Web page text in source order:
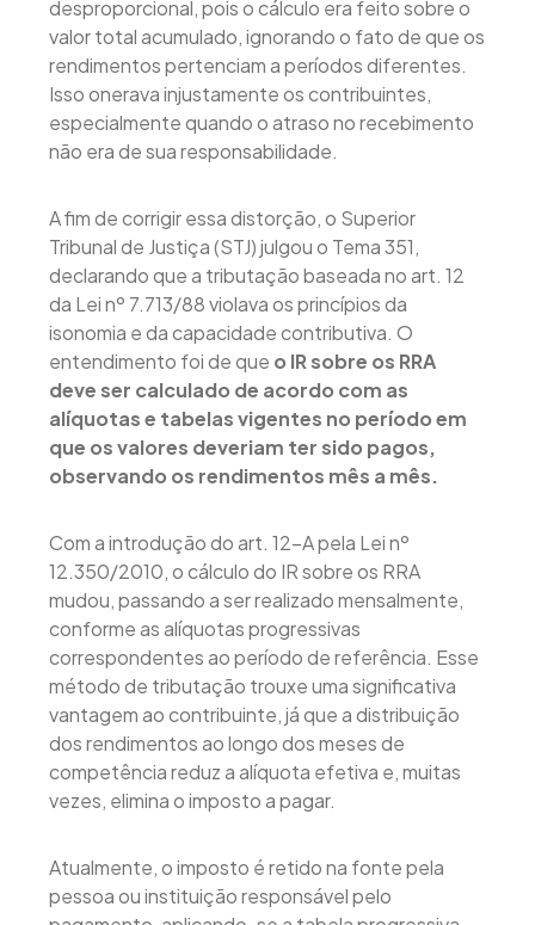
desproporcional, pois o cálculo era feito sobre o
valor total acumulado, ignorando o fato de que os
rendimentos pertenciam a períodos diferentes.
Isso onerava injustamente os contribuintes,
especialmente quando o atraso no recebimento
não era de sua responsabilidade.
A fim de corrigir essa distorção, o Superior
Tribunal de Justiça (STJ) julgou o Tema 351,
declarando que a tributação baseada no art. 12
da Lei nº 7.713/88 violava os princípios da
isonomia e da capacidade contributiva. O
entendimento foi de que o IR sobre os RRA
deve ser calculado de acordo com as
alíquotas e tabelas vigentes no período em
que os valores deveriam ter sido pagos,
observando os rendimentos mês a mês.
Com a introdução do art. 12-A pela Lei nº
12.350/2010, o cálculo do IR sobre os RRA
mudou, passando a ser realizado mensalmente,
conforme as alíquotas progressivas
correspondentes ao período de referência. Esse
método de tributação trouxe uma significativa
vantagem ao contribuinte, já que a distribuição
dos rendimentos ao longo dos meses de
competência reduz a alíquota efetiva e, muitas
vezes, elimina o imposto a pagar.
Atualmente, o imposto é retido na fonte pela
pessoa ou instituição responsável pelo